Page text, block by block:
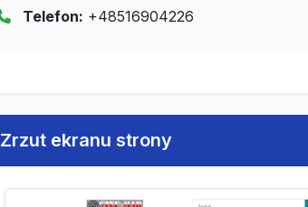
Telefon: +48516904226
Zrzut ekranu strony